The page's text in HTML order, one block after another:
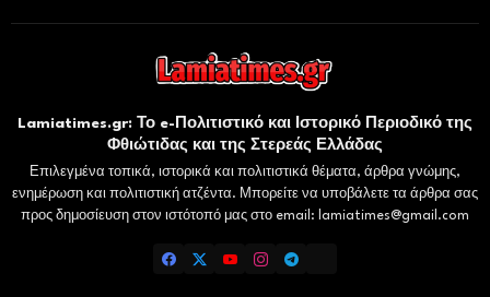
Lamiatimes.gr: Το e-Πολιτιστικό και Ιστορικό Περιοδικό της
Φθιώτιδας και της Στερεάς Ελλάδας
Επιλεγμένα τοπικά, ιστορικά και πολιτιστικά θέματα, άρθρα γνώμης,
ενημέρωση και πολιτιστική ατζέντα. Μπορείτε να υποβάλετε τα άρθρα σας
προς δημοσίευση στον ιστότοπό μας στο email: lamiatimes@gmail.com